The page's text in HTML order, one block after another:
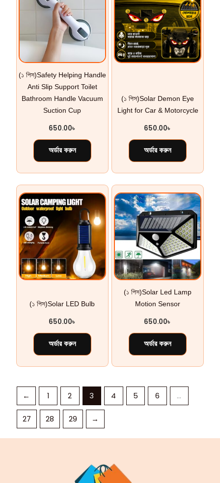
(১ পিস)Safety Helping Handle
Anti Slip Support Toilet
Bathroom Handle Vacuum
Suction Cup
650.00৳
অর্ডার করুন
(১ পিস)Solar Demon Eye
Light for Car & Motorcycle
650.00৳
অর্ডার করুন
(১ পিস)Solar LED Bulb
650.00৳
অর্ডার করুন
(১ পিস)Solar Led Lamp
Motion Sensor
650.00৳
অর্ডার করুন
← 1 2 3 4 5 6 …
27 28 29 →